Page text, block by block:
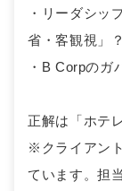
・リーダシッ
省・客観視」？
・B Corpのガ
正解は「ホテ
※クライアン
ています。担